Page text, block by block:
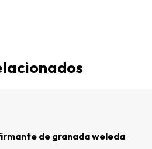
de granada weleda